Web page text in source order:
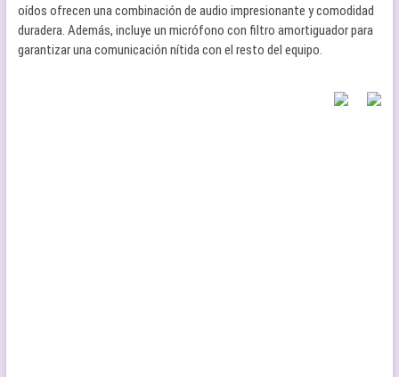
oídos ofrecen una combinación de audio impresionante y comodidad
duradera. Además, incluye un micrófono con filtro amortiguador para
garantizar una comunicación nítida con el resto del equipo.